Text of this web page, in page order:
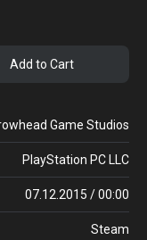
Add to Cart
Game Studios
PlayStation PC LLC
07.12.2015 / 00:00
Steam